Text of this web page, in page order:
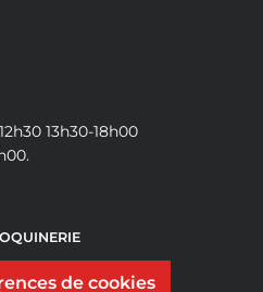
13h30-18h00
de cookies